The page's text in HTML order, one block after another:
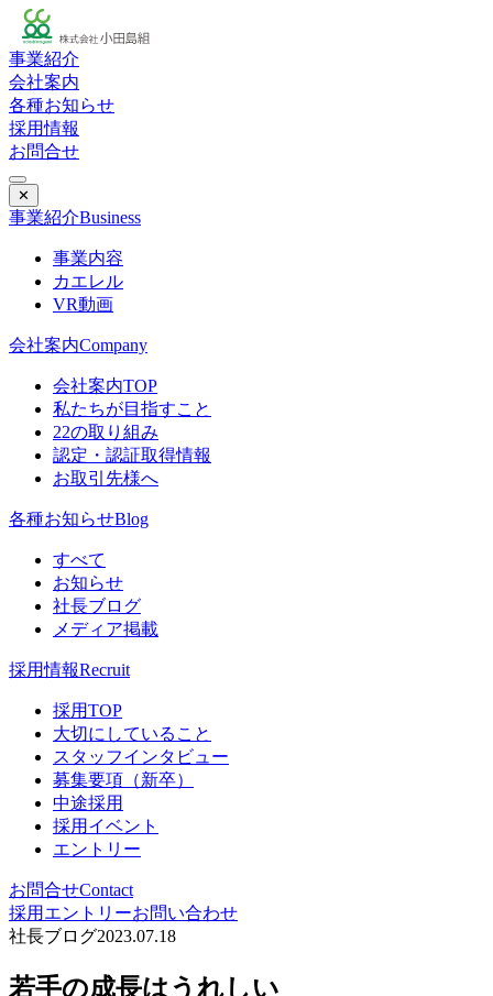
事業紹介
会社案内
各種お知らせ
採用情報
お問合せ
✕
事業紹介Business
事業内容
カエレル
VR動画
会社案内Company
会社案内TOP
私たちが目指すこと
22の取り組み
認定・認証取得情報
お取引先様へ
各種お知らせBlog
すべて
お知らせ
社長ブログ
メディア掲載
採用情報Recruit
採用TOP
大切にしていること
スタッフインタビュー
募集要項（新卒）
中途採用
採用イベント
エントリー
お問合せContact
採用エントリーお問い合わせ
社長ブログ2023.07.18
若手の成長はうれしい